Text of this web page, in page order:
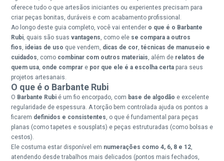
oferece tudo o que artesãos iniciantes ou experientes precisam para
criar peças bonitas, duráveis e com acabamento profissional.
Ao longo deste guia completo, você vai entender o que é o Barbante
Rubi , quais são suasvantagens , como ele se compara a outros
fios ideias de uso que vendem, dicas de cor ,técnicas de manuseio e
cuidados , como combinar com outros materiais , além de relatos de
quem usa onde comprar e por que ele é a escolha certa para seus
projetos artesanais.
O que é o Barbante Rubi
O Barbante Rubi é um fio encorpado, com base de algodão e excelente
regularidade de espessura. A torção bem controlada ajuda os pontos a
ficarem definidos e consistentes , o que é fundamental para peças
planas (como tapetes e sousplats) e peças estruturadas (como bolsas e
cestos).
Ele costuma estar disponível em numerações como 4, 6, 8 e 12
atendendo desde trabalhos mais delicados (pontos mais fechados,